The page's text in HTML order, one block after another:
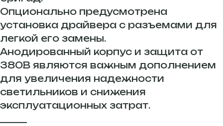
Опционально предусмотрена
установка драйвера с разъемами для
легкой его замены.
Анодированный корпус и защита от
380В являются важным дополнением
для увеличения надежности
светильников и снижения
эксплуатационных затрат.